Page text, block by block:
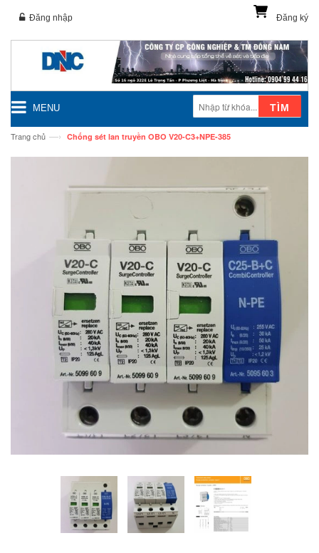
Đăng ký
Đăng nhập
MENU TÌM
Trang chủ —› Chống sét lan truyền OBO V20-C3+NPE-385